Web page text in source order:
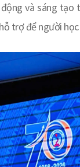
và sáng
trợ để người